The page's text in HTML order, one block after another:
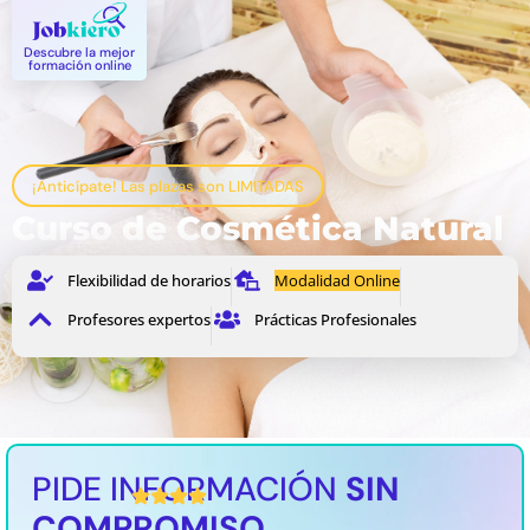
Descubre la mejor
formación online
¡Anticípate! Las plazas son LIMITADAS
Curso de Cosmética Natural
Flexibilidad de horarios
Modalidad Online
Profesores expertos
Prácticas Profesionales
PIDE INFORMACIÓN SIN
4,5 / 5 Valoración media